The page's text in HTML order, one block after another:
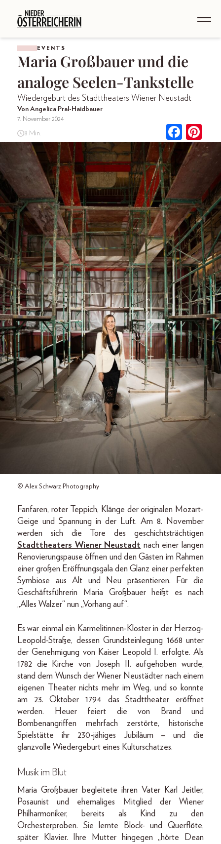
EVENTS
Maria Großbauer und die
analoge Seelen-Tankstelle
Wiedergeburt des Stadttheaters Wiener Neustadt
Von Angelica Pral-Haidbauer
7. November 2024
8 Min.
© Alex Schwarz Photography
Fanfaren, roter Teppich, Klänge der originalen Mozart-
Geige und Spannung in der Luft. Am 8. November
werden sich die Tore des geschichtsträchtigen
Stadttheaters Wiener Neustadt nach einer langen
Renovierungspause öffnen und den Gästen im Rahmen
einer großen Eröffnungsgala den Glanz einer perfekten
Symbiose aus Alt und Neu präsentieren. Für die
Geschäftsführerin Maria Großbauer heißt es nach
„Alles Walzer“ nun „Vorhang auf“.
Es war einmal ein Karmelitinnen-Kloster in der Herzog-
Leopold-Straße, dessen Grundsteinlegung 1668 unter
der Genehmigung von Kaiser Leopold I. erfolgte. Als
1782 die Kirche von Joseph II. aufgehoben wurde,
stand dem Wunsch der Wiener Neustädter nach einem
eigenen Theater nichts mehr im Weg, und so konnte
am 23. Oktober 1794 das Stadttheater eröffnet
werden. Heuer feiert die von Brand und
Bombenangriffen mehrfach zerstörte, historische
Spielstätte ihr 230-jähiges Jubiläum – und die
glanzvolle Wiedergeburt eines Kulturschatzes.
Musik im Blut
Maria Großbauer begleitete ihren Vater Karl Jeitler,
Posaunist und ehemaliges Mitglied der Wiener
Philharmoniker, bereits als Kind zu den
Orchesterproben. Sie lernte Block- und Querflöte,
später Klavier. Ihre Mutter hingegen „hörte Dean